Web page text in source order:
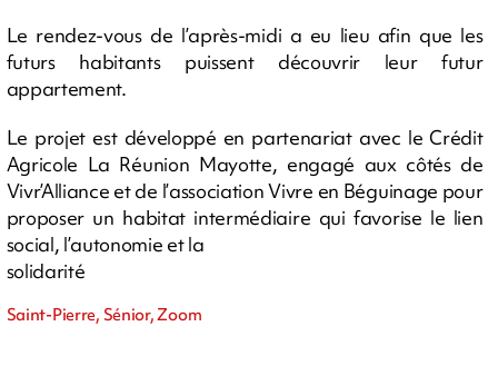
Le rendez-vous de l’après-midi a eu lieu afin que les
futurs habitants puissent découvrir leur futur
appartement.
Le projet est développé en partenariat avec le Crédit
Agricole La Réunion Mayotte, engagé aux côtés de
Vivr’Alliance et de l’association Vivre en Béguinage pour
proposer un habitat intermédiaire qui favorise le lien
social, l’autonomie et la
solidarité
Saint-Pierre, Sénior, Zoom